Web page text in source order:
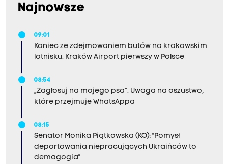
Najnowsze
09:01
Koniec ze zdejmowaniem butów na krakowskim
lotnisku. Kraków Airport pierwszy w Polsce
08:54
„Zagłosuj na mojego psa”. Uwaga na oszustwo,
które przejmuje WhatsAppa
08:15
Senator Monika Piątkowska (KO): "Pomysł
deportowania niepracujących Ukraińców to
demagogia"